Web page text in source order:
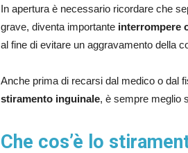
In apertura è necessario ricordare che
grave, diventa importante interrompere
al fine di evitare un aggravamento della
Anche prima di recarsi dal medico o dal
stiramento inguinale, è sempre meglio
Che cos’è lo